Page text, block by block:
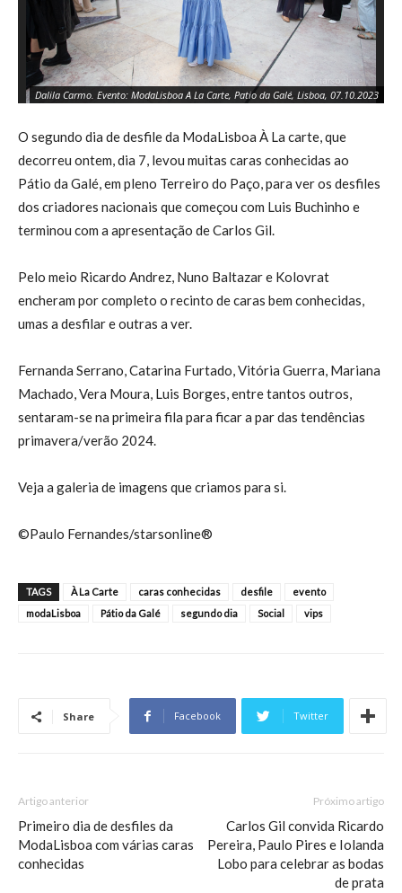
Dalila Carmo. Evento: ModaLisboa A La Carte, Patio da Galé, Lisboa, 07.10.2023
O segundo dia de desfile da ModaLisboa À La carte, que
decorreu ontem, dia 7, levou muitas caras conhecidas ao
Pátio da Galé, em pleno Terreiro do Paço, para ver os desfiles
dos criadores nacionais que começou com Luis Buchinho e
terminou com a apresentação de Carlos Gil.
Pelo meio Ricardo Andrez, Nuno Baltazar e Kolovrat
encheram por completo o recinto de caras bem conhecidas,
umas a desfilar e outras a ver.
Fernanda Serrano, Catarina Furtado, Vitória Guerra, Mariana
Machado, Vera Moura, Luis Borges, entre tantos outros,
sentaram-se na primeira fila para ficar a par das tendências
primavera/verão 2024.
Veja a galeria de imagens que criamos para si.
©Paulo Fernandes/starsonline®
TAGS À La Carte caras conhecidas desfile
evento
modaLisboa
Pátio da Galé segundo dia Social vips
Share Facebook Twitter
Artigo anterior
Primeiro dia de desfiles da
ModaLisboa com várias caras
conhecidas
Próximo artigo
Carlos Gil convida Ricardo
Pereira, Paulo Pires e Iolanda
Lobo para celebrar as bodas
de prata